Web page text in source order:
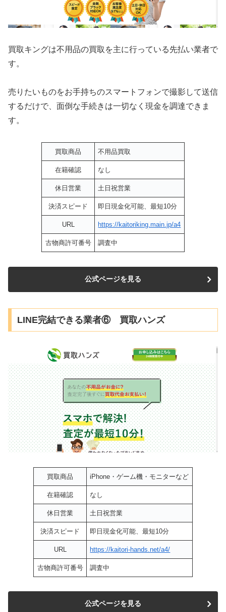
買取キングは不用品の買取を主に行っている先払い業者で
す。
売りたいものをお手持ちのスマートフォンで撮影して送信
するだけで、面倒な手続きは一切なく現金を調達できま
す。
買取商品 不用品買取
在籍確認 なし
休日営業 土日祝営業
決済スピード 即日現金化可能、最短10分
URL https://kaitoriking.main.jp/a4
古物商許可番号 調査中
公式ページを見る
LINE完結できる業者⑥ 買取ハンズ
買取商品 iPhone・ゲーム機・モニターなど
在籍確認 なし
休日営業 土日祝営業
決済スピード 即日現金化可能、最短10分
URL https://kaitori-hands.net/a4/
古物商許可番号 調査中
公式ページを見る